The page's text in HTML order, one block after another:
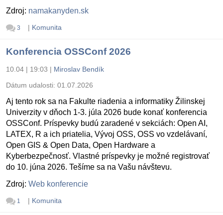
Zdroj: namakanyden.sk
3 | Komunita
Konferencia OSSConf 2026
10.04 | 19:03 | Miroslav Bendík
Dátum udalosti: 01.07.2026
Aj tento rok sa na Fakulte riadenia a informatiky Žilinskej
Univerzity v dňoch 1-3. júla 2026 bude konať konferencia
OSSConf. Príspevky budú zaradené v sekciách: Open AI,
LATEX, R a ich priatelia, Vývoj OSS, OSS vo vzdelávaní,
Open GIS & Open Data, Open Hardware a
Kyberbezpečnosť. Vlastné príspevky je možné registrovať
do 10. júna 2026. Tešíme sa na Vašu návštevu.
Zdroj: Web konferencie
1 | Komunita